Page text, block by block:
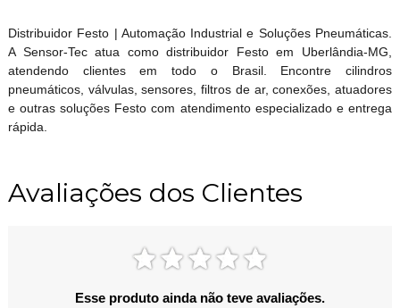
Distribuidor Festo | Automação Industrial e Soluções Pneumáticas.
A Sensor-Tec atua como distribuidor Festo em Uberlândia-MG,
atendendo clientes em todo o Brasil. Encontre cilindros
pneumáticos, válvulas, sensores, filtros de ar, conexões, atuadores
e outras soluções Festo com atendimento especializado e entrega
rápida.
Avaliações dos Clientes
Esse produto ainda não teve avaliações.